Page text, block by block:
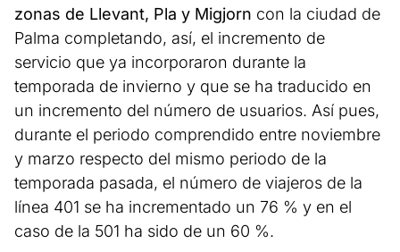
zonas de Llevant, Pla y Migjorn con la ciudad de
Palma completando, así, el incremento de
servicio que ya incorporaron durante la
temporada de invierno y que se ha traducido en
un incremento del número de usuarios. Así pues,
durante el periodo comprendido entre noviembre
y marzo respecto del mismo periodo de la
temporada pasada, el número de viajeros de la
línea 401 se ha incrementado un 76 % y en el
caso de la 501 ha sido de un 60 %.